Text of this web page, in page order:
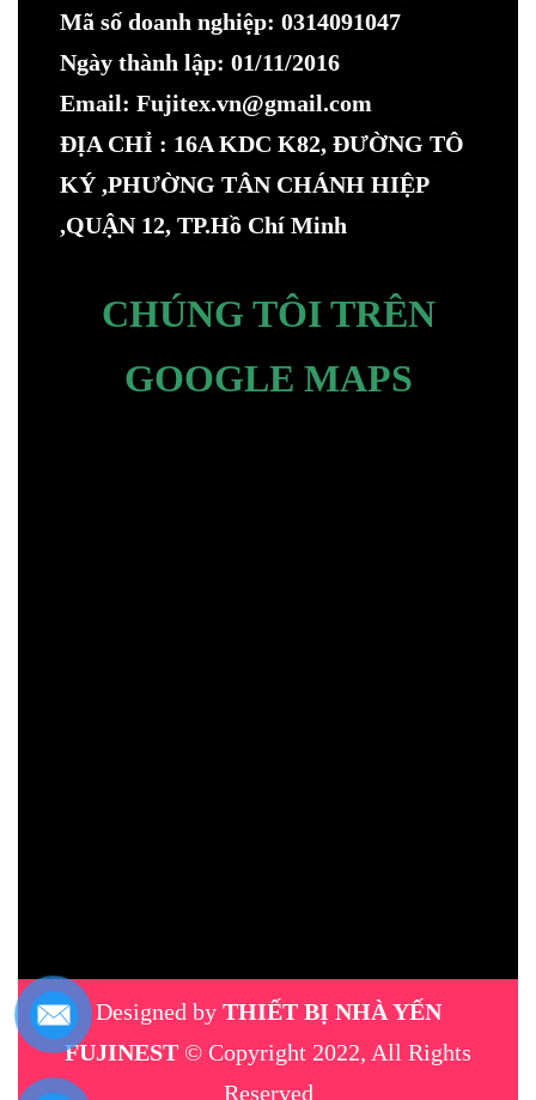
Mã số doanh nghiệp: 0314091047
Ngày thành lập: 01/11/2016
Email: Fujitex.vn@gmail.com
ĐỊA CHỈ : 16A KDC K82, ĐƯỜNG TÔ
KÝ ,PHƯỜNG TÂN CHÁNH HIỆP
,QUẬN 12, TP.Hồ Chí Minh
CHÚNG TÔI TRÊN
GOOGLE MAPS
Designed by THIẾT BỊ NHÀ YẾN
FUJINEST © Copyright 2022, All Rights
Reserved